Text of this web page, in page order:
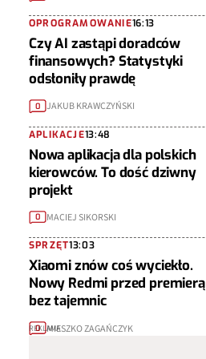
OPROGRAMOWANIE16:13
Czy AI zastąpi doradców
finansowych? Statystyki
odsłoniły prawdę
0 JAKUB KRAWCZYŃSKI
APLIKACJE13:48
Nowa aplikacja dla polskich
kierowców. To dość dziwny
projekt
0 MACIEJ SIKORSKI
SPRZĘT13:03
Xiaomi znów coś wyciekło.
Nowy Redmi przed premierą
bez tajemnic
0 MIESZKO ZAGAŃCZYK